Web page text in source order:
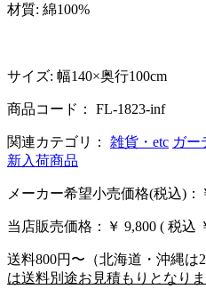
材質: 綿100%
サイズ: 幅140×奥行100cm
商品コード： FL-1823-inf
関連カテゴリ： 雑貨・etc ガー
新入荷商品
メーカー希望小売価格(税込)：
当店販売価格： ￥ 9,800 ( 税込
送料800円〜（北海道・沖縄は
は送料別途お見積もりとなりま